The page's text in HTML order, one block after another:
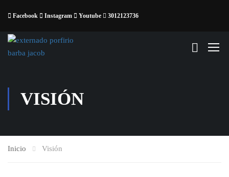
Facebook Instagram Youtube 3012123736
VISIÓN
Inicio Visión